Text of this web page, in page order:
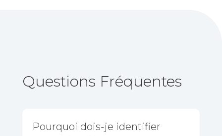
Questions Fréquentes
Pourquoi dois-je identifier